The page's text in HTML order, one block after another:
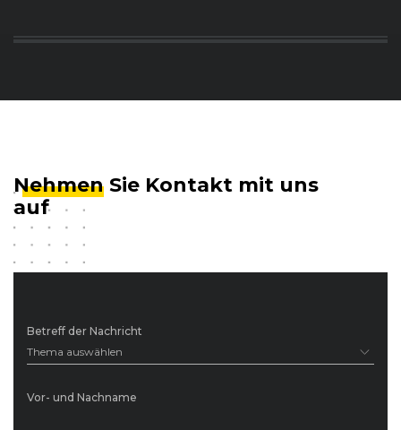
Betreff der Nachricht
Thema auswählen
Vor- und Nachname
Nehmen Sie Kontakt mit uns
auf